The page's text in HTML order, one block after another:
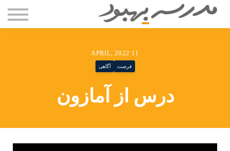
مقاله ها
دوره ها
تماس با ما
ورود
11 APRIL, 2022
فرصت آگاهی
درس از آمازون